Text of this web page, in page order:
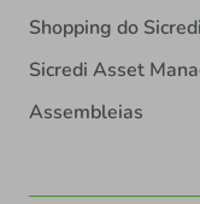
Shopping do Sicredi
Sicredi Asset
Assembleias